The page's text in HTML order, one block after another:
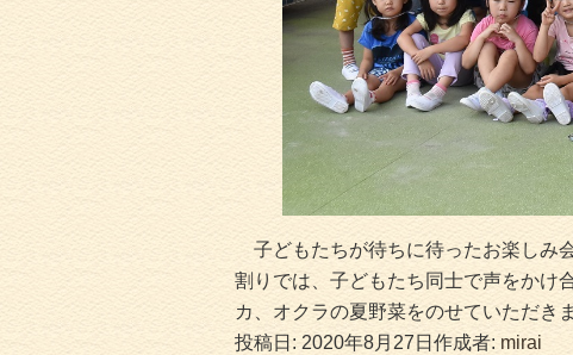
子どもたちが待ちに待ったお楽しみ
割りでは、子どもたち同士で声をかけ
カ、オクラの夏野菜をのせていただ
投稿日: 2020年8月27日 作成者: mirai